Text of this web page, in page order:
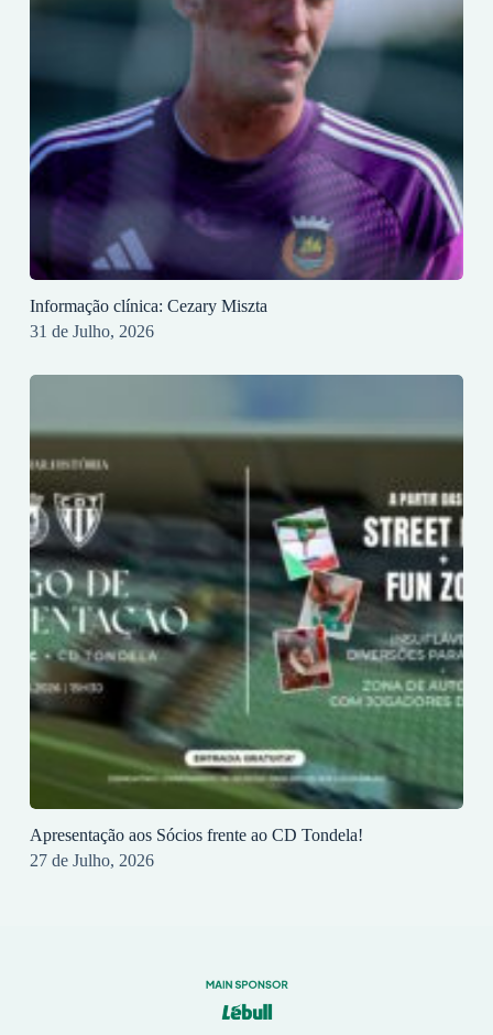
Informação clínica: Cezary Miszta
31 de Julho, 2026
Apresentação aos Sócios frente ao CD Tondela!
27 de Julho, 2026